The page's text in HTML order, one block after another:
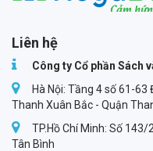
Liên hệ
Công ty Cổ phần Sách
Hà Nội: Tầng 4 số 61-
Thanh Xuân Bắc - Quận
TP.Hồ Chí Minh: Số
Tân Bình